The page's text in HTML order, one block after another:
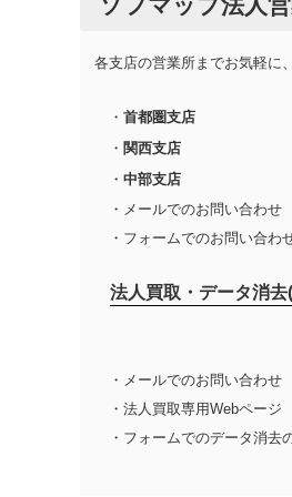
ソフマップ法人
各支店の営業所までお気軽に
・ 首都圏支店
・ 関西支店
・ 中部支店
・メールでのお問い合わせ
・フォームでのお問い合わ
法人買取・データ消
・メールでのお問い合わせ
・法人買取専用Webページ
・フォームでのデータ消去